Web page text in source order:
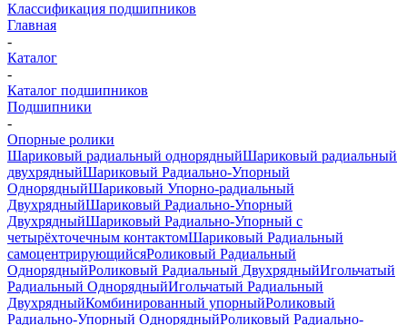
Классификация подшипников
Главная
-
Каталог
-
Каталог подшипников
Подшипники
-
Опорные ролики
Шариковый радиальный однорядныйШариковый радиальный
двухрядныйШариковый Радиально-Упорный
ОднорядныйШариковый Упорно-радиальный
ДвухрядныйШариковый Радиально-Упорный
ДвухрядныйШариковый Радиально-Упорный с
четырёхточечным контактомШариковый Радиальный
самоцентрирующийсяРоликовый Радиальный
ОднорядныйРоликовый Радиальный ДвухрядныйИгольчатый
Радиальный ОднорядныйИгольчатый Радиальный
ДвухрядныйКомбинированный упорныйРоликовый
Радиально-Упорный ОднорядныйРоликовый Радиально-